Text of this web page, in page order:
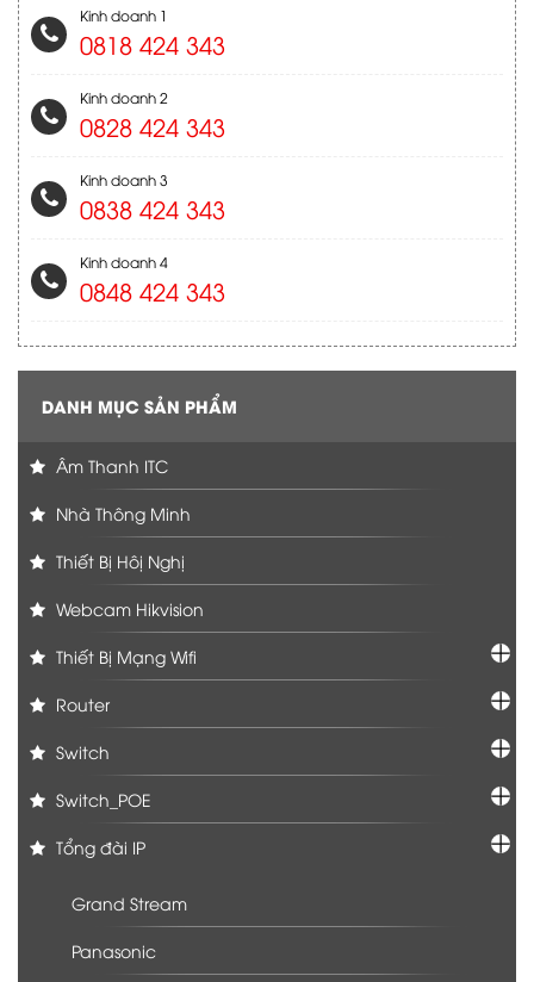
Kinh doanh 1
0818 424 343
Kinh doanh 2
0828 424 343
Kinh doanh 3
0838 424 343
Kinh doanh 4
0848 424 343
DANH MỤC SẢN PHẨM
Âm Thanh ITC
Nhà Thông Minh
Thiết Bị Hôị Nghị
Webcam Hikvision
Thiết Bị Mạng Wifi
Router
Switch
Switch_POE
Tổng đài IP
Grand Stream
Panasonic